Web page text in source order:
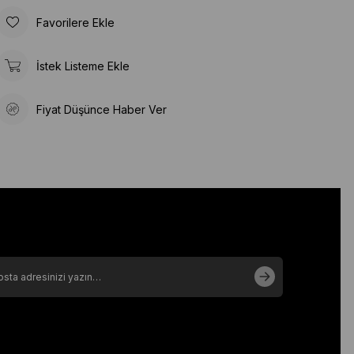
Favorilere Ekle
İstek Listeme Ekle
Fiyat Düşünce Haber Ver